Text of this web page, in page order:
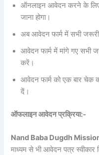
ऑनलाइन आवेदन करने के
जाना होगा।
अब आवेदन फार्म में सभी जरूरी
आवेदन फार्म में मांगे गए सभी
करें।
आवेदन फार्म को एक बार चेक
दें।
ऑफलाइन आवेदन प्रक्रिया:-
Nand Baba Dugdh
माध्यम से भी आवेदन पत्र स्वीकार